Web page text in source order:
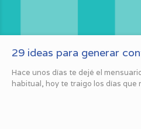
29 ideas para generar
Hace unos días te dejé el
habitual, hoy te traigo los días que